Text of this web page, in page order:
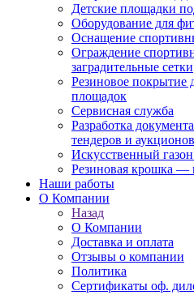
Детские площадки
Оборудование для
Оснащение
Ограждение
заградительные сетки
Резиновое покрытие
площадок
Сервисная служба
Разработка
тендеров и аукционов
Искусственный
Резиновая крошка —
Наши работы
О Компании
Назад
О Компании
Доставка и оплата
Отзывы о компании
Политика
Сертификаты оф.